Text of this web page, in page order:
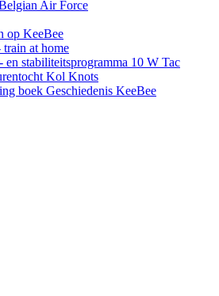
Air Force
op KeeBee
train at home
en stabiliteitsprogramma 10 W Tac
Kol Knots
boek Geschiedenis KeeBee